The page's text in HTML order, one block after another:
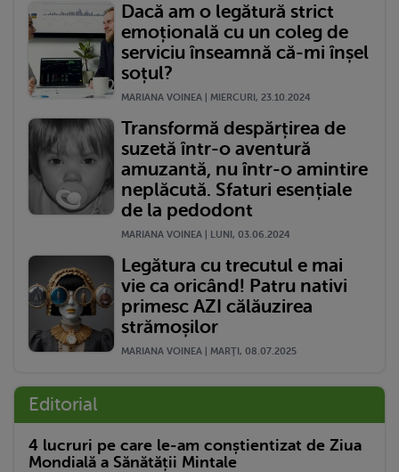
Dacă am o legătură strict
emoțională cu un coleg de
serviciu înseamnă că-mi înșel
soțul?
MARIANA VOINEA | MIERCURI, 23.10.2024
Transformă despărțirea de
suzetă într-o aventură
amuzantă, nu într-o amintire
neplăcută. Sfaturi esențiale
de la pedodont
MARIANA VOINEA | LUNI, 03.06.2024
Legătura cu trecutul e mai
vie ca oricând! Patru nativi
primesc AZI călăuzirea
strămoșilor
MARIANA VOINEA | MARŢI, 08.07.2025
Editorial
4 lucruri pe care le-am conștientizat de Ziua
Mondială a Sănătății Mintale